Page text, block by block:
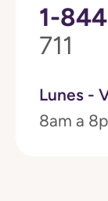
1-
711
Lunes -
8am a